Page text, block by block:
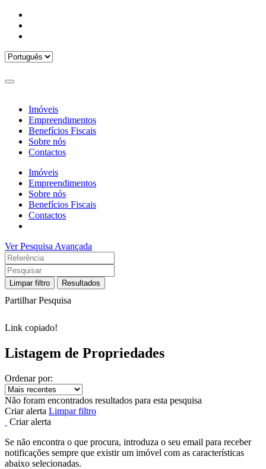
Imóveis
Empreendimentos
Benefícios Fiscais
Sobre nós
Contactos
Imóveis
Empreendimentos
Sobre nós
Benefícios Fiscais
Contactos
Ver Pesquisa Avançada
Limpar filtro Resultados
Partilhar Pesquisa
Link copiado!
Listagem de Propriedades
Ordenar por:
Não foram encontrados resultados para esta pesquisa
Criar alerta Limpar filtro
Criar alerta
Se não encontra o que procura, introduza o seu email para receber
notificações sempre que existir um imóvel com as características
abaixo selecionadas.